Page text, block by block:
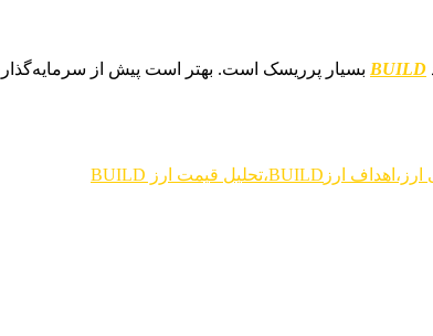
BUILD بسیار پرریسک است. بهتر است پیش از